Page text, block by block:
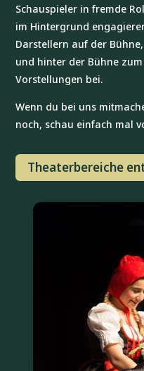
Schauspieler in fremde
im Hintergrund
Darstellern auf der
und hinter der Bühne
Vorstellungen bei.
Wenn du bei uns
noch, schau einfach mal
Theaterbereiche